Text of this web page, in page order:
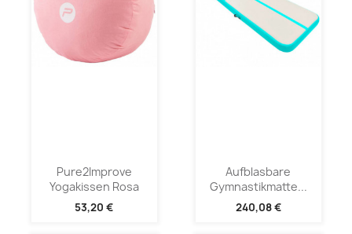
Pure2Improve
Yogakissen Rosa
53,20 €
Aufblasbare
Gymnastikmatte...
240,08 €